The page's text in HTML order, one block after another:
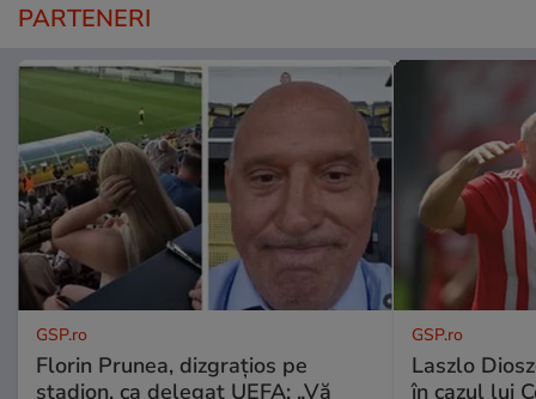
PARTENERI
GSP.ro
Florin Prunea, dizgrațios pe
stadion, ca delegat UEFA: „Vă
GSP.ro
Laszlo
în cazul lui